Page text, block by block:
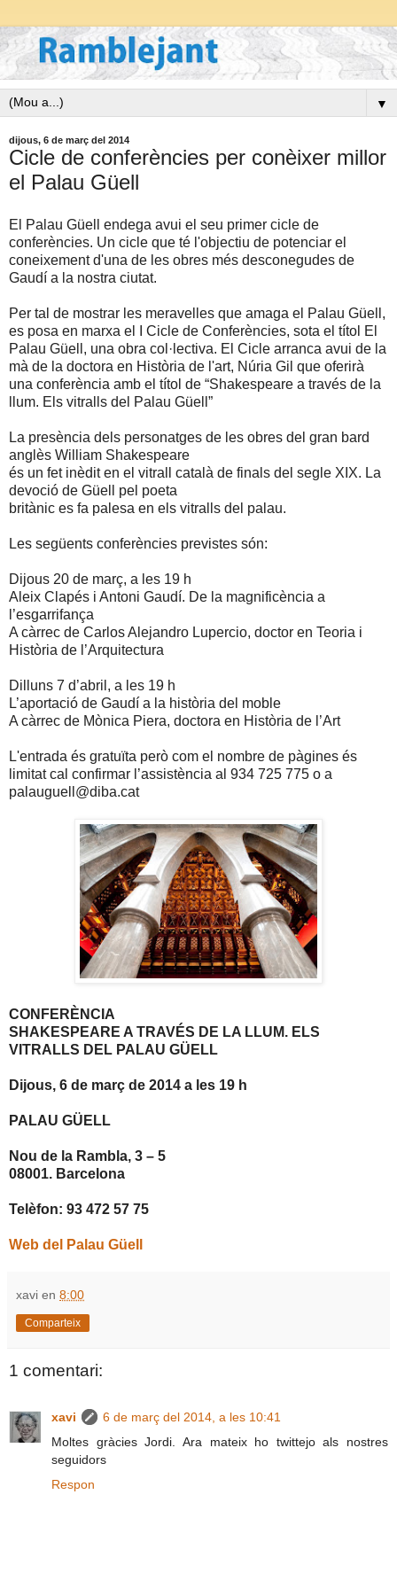
▼
dijous, 6 de març del 2014
Cicle de conferències per conèixer millor
el Palau Güell
El Palau Güell endega avui el seu primer cicle de
conferències. Un cicle que té l'objectiu de potenciar el
coneixement d'una de les obres més desconegudes de
Gaudí a la nostra ciutat.
Per tal de mostrar les meravelles que amaga el Palau Güell,
es posa en marxa el I Cicle de Conferències, sota el títol El
Palau Güell, una obra col·lectiva. El Cicle arranca avui de la
mà de la doctora en Història de l'art, Núria Gil que oferirà
una conferència amb el títol de “Shakespeare a través de la
llum. Els vitralls del Palau Güell”
La presència dels personatges de les obres del gran bard
anglès William Shakespeare
és un fet inèdit en el vitrall català de finals del segle XIX. La
devoció de Güell pel poeta
britànic es fa palesa en els vitralls del palau.
Les següents conferències previstes són:
Dijous 20 de març, a les 19 h
Aleix Clapés i Antoni Gaudí. De la magnificència a
l’esgarrifança
A càrrec de Carlos Alejandro Lupercio, doctor en Teoria i
Història de l’Arquitectura
Dilluns 7 d’abril, a les 19 h
L’aportació de Gaudí a la història del moble
A càrrec de Mònica Piera, doctora en Història de l’Art
L'entrada és gratuïta però com el nombre de pàgines és
limitat cal confirmar l’assistència al 934 725 775 o a
palauguell@diba.cat
CONFERÈNCIA
SHAKESPEARE A TRAVÉS DE LA LLUM. ELS
VITRALLS DEL PALAU GÜELL
Dijous, 6 de març de 2014 a les 19 h
PALAU GÜELL
Nou de la Rambla, 3 – 5
08001. Barcelona
Telèfon: 93 472 57 75
Web del Palau Güell
xavi en 8:00
Comparteix
1 comentari:
xavi
6 de març del 2014, a les 10:41
Moltes gràcies Jordi. Ara mateix ho twittejo als nostres
seguidors
Respon